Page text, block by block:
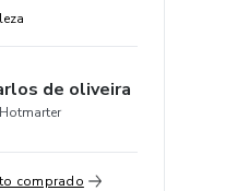
de oliveira
comprado